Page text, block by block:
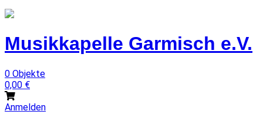
Musikkapelle Garmisch e.V.
0 Objekte
0,00 €
Anmelden